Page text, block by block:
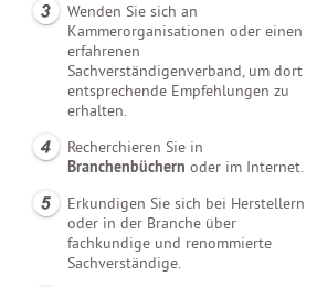
Wenden Sie sich an
Kammerorganisationen oder einen
erfahrenen
Sachverständigenverband, um dort
entsprechende Empfehlungen zu
erhalten.
Recherchieren Sie in
Branchenbüchern oder im Internet.
Erkundigen Sie sich bei Herstellern
oder in der Branche über
fachkundige und renommierte
Sachverständige.